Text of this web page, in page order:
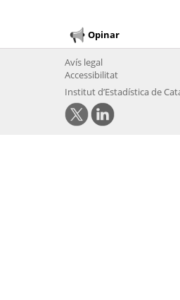
Opinar
Avís legal
Accessibilitat
Institut d’Estadística de